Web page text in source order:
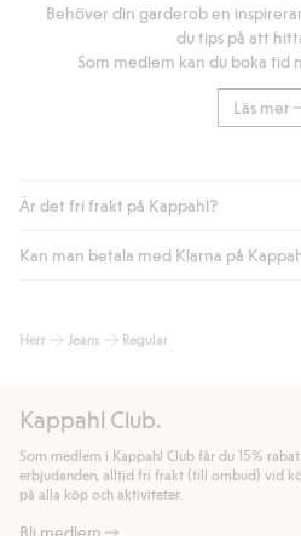
Behöver din garderob en
du tips på att
Som medlem kan du boka tid
Läs mer
Är det fri frakt på Kappahl?
Är du medlem i Kappahl Club har
automatik efter du loggat in och
handlar för.
Läs mer
Kan man betala med Klarna på
bland annat faktura och swish men
allmänna villkor.
Läs mer
Herr Jeans Regular
Kappahl Club.
Som medlem i Kappahl Club får du 15%
erbjudanden, alltid fri frakt (till ombud) vid
på alla köp och aktiviteter.
Bli medlem